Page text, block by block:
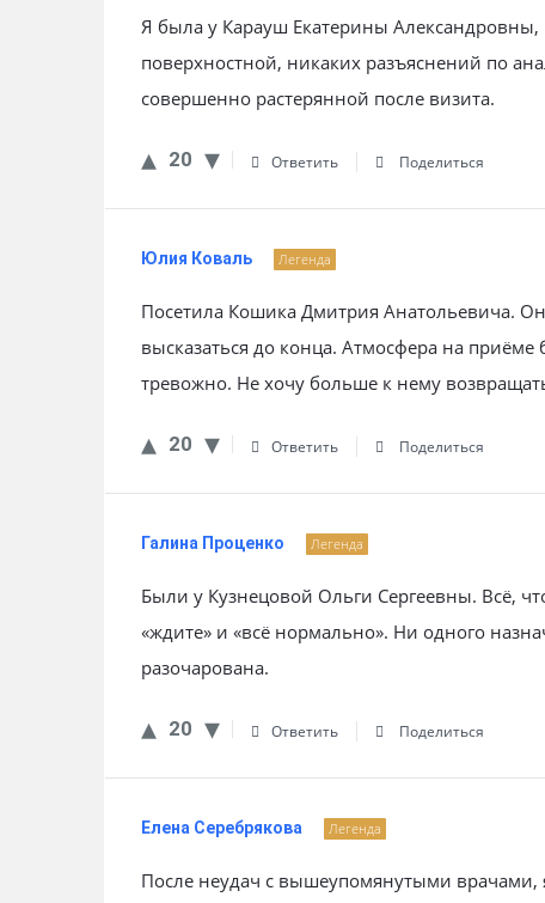
Я была у Карауш Екатерины
поверхностной, никаких разъяснений по
совершенно растерянной после визита.
20 Ответить Поделиться
Юлия Коваль Легенда
Посетила Кошика Дмитрия Анатольевича.
высказаться до конца. Атмосфера на
тревожно. Не хочу больше к нему
20 Ответить Поделиться
Галина Проценко Легенда
Были у Кузнецовой Ольги Сергеевны. Всё,
«ждите» и «всё нормально». Ни одного
разочарована.
20 Ответить Поделиться
Елена Серебрякова Легенда
После неудач с вышеупомянутыми врачами,